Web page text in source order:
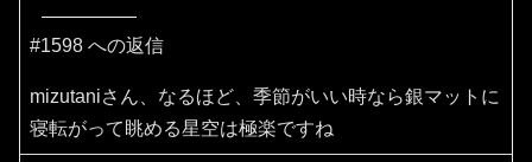
#1598 への返信
mizutaniさん、なるほど、季節がいい時なら銀マットに
寝転がって眺める星空は極楽ですね